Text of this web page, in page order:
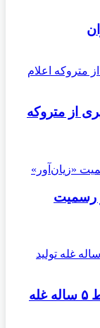
از متروکه
رسمیت
فائو: ایران امسال بیشتر از متوسط ۵ ساله غله